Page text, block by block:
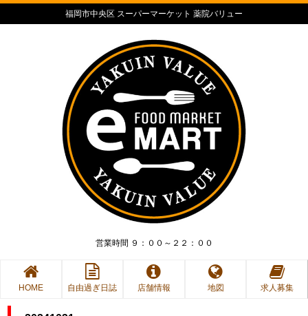
福岡市中央区 スーパーマーケット 薬院バリュー
営業時間 ９：００～２２：００
HOME 自由過ぎ日誌 店舗情報 地図 求人募集